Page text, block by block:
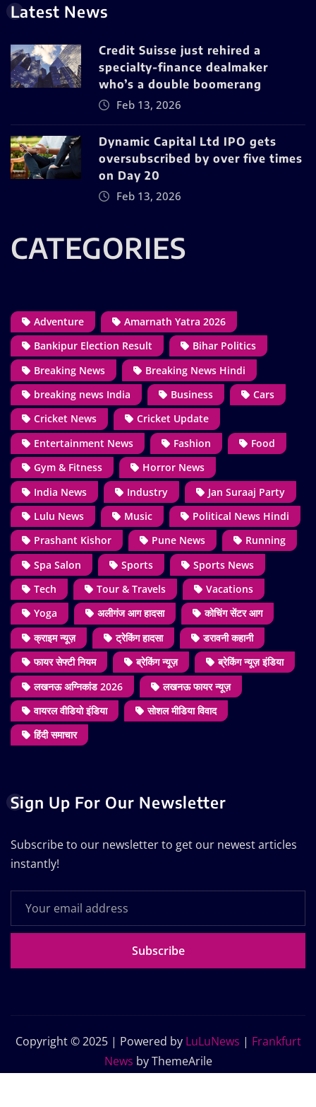
Latest News
Credit Suisse just rehired a
specialty-finance dealmaker
who’s a double boomerang
Feb 13, 2026
Dynamic Capital Ltd IPO gets
oversubscribed by over five times
on Day 20
Feb 13, 2026
CATEGORIES
Adventure
Amarnath Yatra 2026
Bankipur Election Result
Bihar Politics
Breaking News
Breaking News Hindi
breaking news India
Business
Cars
Cricket News
Cricket Update
Entertainment News
Fashion
Food
Gym & Fitness
Horror News
India News
Industry
Jan Suraaj Party
Lulu News
Music
Political News Hindi
Prashant Kishor
Pune News
Running
Spa Salon
Sports
Sports News
Tech
Tour & Travels
Vacations
Yoga
अलीगंज आग हादसा
कोचिंग सेंटर आग
क्राइम न्यूज़
ट्रेकिंग हादसा
डरावनी कहानी
फायर सेफ्टी नियम
ब्रेकिंग न्यूज़
ब्रेकिंग न्यूज़ इंडिया
लखनऊ अग्निकांड 2026
लखनऊ फायर न्यूज़
वायरल वीडियो इंडिया
सोशल मीडिया विवाद
हिंदी समाचार
Sign Up For Our Newsletter
Subscribe to our newsletter to get our newest articles
instantly!
Subscribe
Copyright © 2025 | Powered by LuLuNews | Frankfurt
News by ThemeArile